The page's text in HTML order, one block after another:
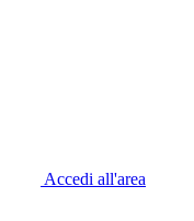
Accedi all'area